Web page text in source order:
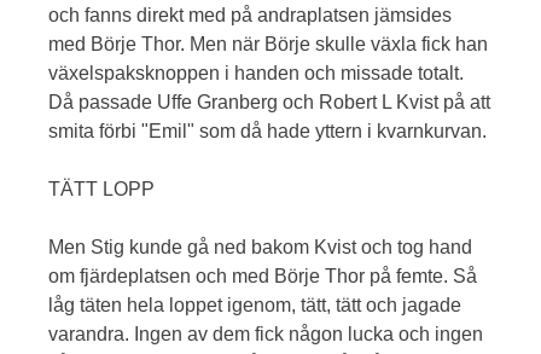
och fanns direkt med på andraplatsen jämsides
med Börje Thor. Men när Börje skulle växla fick han
växelspaksknoppen i handen och missade totalt.
Då passade Uffe Granberg och Robert L Kvist på att
smita förbi "Emil" som då hade yttern i kvarnkurvan.
TÄTT LOPP
Men Stig kunde gå ned bakom Kvist och tog hand
om fjärdeplatsen och med Börje Thor på femte. Så
låg täten hela loppet igenom, tätt, tätt och jagade
varandra. Ingen av dem fick någon lucka och ingen